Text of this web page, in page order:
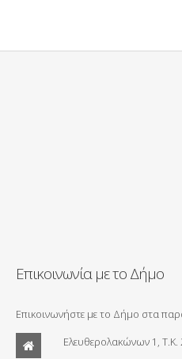
Επικοινωνία με το Δήμο
Επικοινωνήστε με το Δήμο στα
Ελευθερολακώνων 1, Τ.Κ.